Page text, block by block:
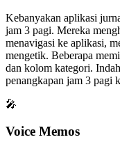
Kebanyakan aplikasi
jam 3 pagi. Mereka
menavigasi ke aplikasi,
mengetik. Beberapa
dan kolom kategori.
penangkapan jam 3 pagi
🎤
Voice Memos